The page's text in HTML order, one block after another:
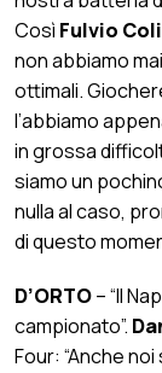
Così Fulvio
non abbiamo
ottimali.
l’abbiamo
in grossa
siamo un
nulla al caso,
di questo
D’ORTO– “Il
campionato”.
Four: “Anche